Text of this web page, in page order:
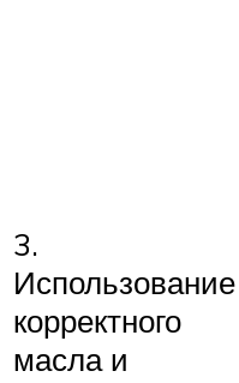
3.
Использование
корректного
масла и